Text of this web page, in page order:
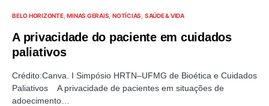
BELO HORIZONTE MINAS GERAIS NOTÍCIAS SAÚDE & VIDA
A privacidade do paciente em cuidados
paliativos
Crédito:Canva. I Simpósio HRTN–UFMG de Bioética e Cuidados
Paliativos A privacidade de pacientes em situações de
adoecimento…